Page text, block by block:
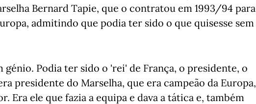
Bernard Tapie, que o contratou em 1993/94 para
admitindo que podia ter sido o que quisesse sem
génio. Podia ter sido o 'rei' de França, o presidente, o
presidente do Marselha, que era campeão da Europa,
Era ele que fazia a equipa e dava a tática e, também